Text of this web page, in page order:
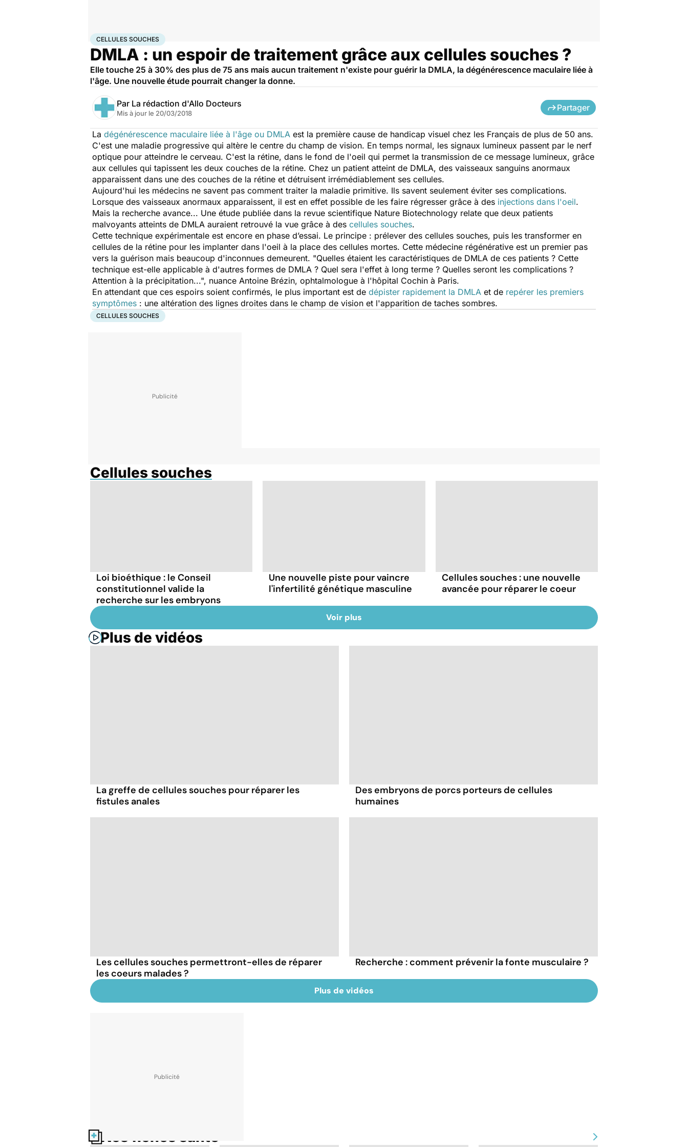
Accueil Santé Cellules souches
CELLULES SOUCHES
DMLA : un espoir de traitement grâce aux cellules souches ?
Elle touche 25 à 30% des plus de 75 ans mais aucun traitement n'existe pour guérir la DMLA, la dégénérescence maculaire liée à
l'âge. Une nouvelle étude pourrait changer la donne.
Par La rédaction d'Allo Docteurs
Mis à jour le 20/03/2018
Partager
La dégénérescence maculaire liée à l'âge ou DMLA est la première cause de handicap visuel chez les Français de plus de 50 ans.
C'est une maladie progressive qui altère le centre du champ de vision. En temps normal, les signaux lumineux passent par le nerf
optique pour atteindre le cerveau. C'est la rétine, dans le fond de l'oeil qui permet la transmission de ce message lumineux, grâce
aux cellules qui tapissent les deux couches de la rétine. Chez un patient atteint de DMLA, des vaisseaux sanguins anormaux
apparaissent dans une des couches de la rétine et détruisent irrémédiablement ses cellules.
Aujourd'hui les médecins ne savent pas comment traiter la maladie primitive. Ils savent seulement éviter ses complications.
Lorsque des vaisseaux anormaux apparaissent, il est en effet possible de les faire régresser grâce à des injections dans l'oeil.
Mais la recherche avance... Une étude publiée dans la revue scientifique Nature Biotechnology relate que deux patients
malvoyants atteints de DMLA auraient retrouvé la vue grâce à des cellules souches.
Cette technique expérimentale est encore en phase d’essai. Le principe : prélever des cellules souches, puis les transformer en
cellules de la rétine pour les implanter dans l'oeil à la place des cellules mortes. Cette médecine régénérative est un premier pas
vers la guérison mais beaucoup d'inconnues demeurent. "Quelles étaient les caractéristiques de DMLA de ces patients ? Cette
technique est-elle applicable à d'autres formes de DMLA ? Quel sera l'effet à long terme ? Quelles seront les complications ?
Attention à la précipitation...", nuance Antoine Brézin, ophtalmologue à l'hôpital Cochin à Paris.
En attendant que ces espoirs soient confirmés, le plus important est de dépister rapidement la DMLA et de repérer les premiers
symptômes : une altération des lignes droites dans le champ de vision et l'apparition de taches sombres.
CELLULES SOUCHES
Cellules souches
Loi bioéthique : le Conseil
constitutionnel valide la
recherche sur les embryons
Une nouvelle piste pour vaincre
l'infertilité génétique masculine
Cellules souches : une nouvelle
avancée pour réparer le coeur
Voir plus
Plus de vidéos
La greffe de cellules souches pour réparer les
fistules anales
Des embryons de porcs porteurs de cellules
humaines
Les cellules souches permettront-elles de réparer
les coeurs malades ?
Recherche : comment prévenir la fonte musculaire ?
Plus de vidéos
Nos fiches santé